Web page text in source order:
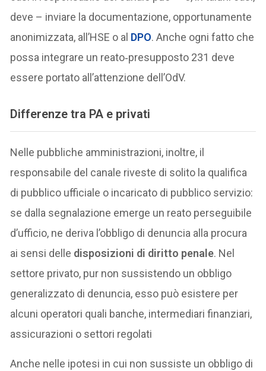
deve – inviare la documentazione, opportunamente
anonimizzata, all’HSE o al DPO. Anche ogni fatto che
possa integrare un reato‑presupposto 231 deve
essere portato all’attenzione dell’OdV.
Differenze tra PA e privati
Nelle pubbliche amministrazioni, inoltre, il
responsabile del canale riveste di solito la qualifica
di pubblico ufficiale o incaricato di pubblico servizio:
se dalla segnalazione emerge un reato perseguibile
d’ufficio, ne deriva l’obbligo di denuncia alla procura
ai sensi delle disposizioni di diritto penale. Nel
settore privato, pur non sussistendo un obbligo
generalizzato di denuncia, esso può esistere per
alcuni operatori quali banche, intermediari finanziari,
assicurazioni o settori regolati
Anche nelle ipotesi in cui non sussiste un obbligo di